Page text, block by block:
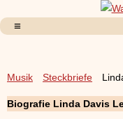
Musik Steckbriefe
Biografie Linda Davis